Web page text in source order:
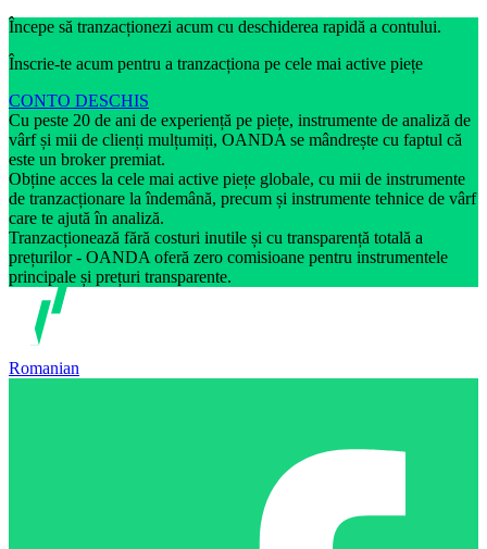
Începe să tranzacționezi acum cu deschiderea rapidă a contului.
Înscrie-te acum pentru a tranzacționa pe cele mai active piețe
CONTO DESCHIS
Cu peste 20 de ani de experiență pe piețe, instrumente de analiză de
vârf și mii de clienți mulțumiți, OANDA se mândrește cu faptul că
este un broker premiat.
Obține acces la cele mai active piețe globale, cu mii de instrumente
de tranzacționare la îndemână, precum și instrumente tehnice de vârf
care te ajută în analiză.
Tranzacționează fără costuri inutile și cu transparență totală a
prețurilor - OANDA oferă zero comisioane pentru instrumentele
principale și prețuri transparente.
Romanian